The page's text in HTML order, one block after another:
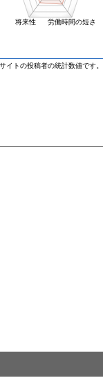
労働時間の短さ
将来性
イトの投稿者の統計数値です。